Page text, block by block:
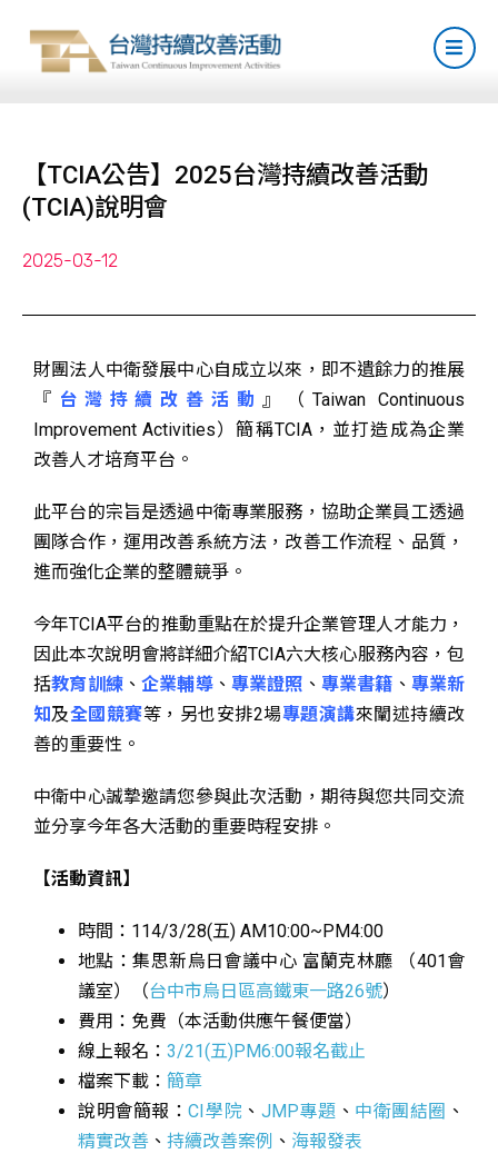
【TCIA公告】2025台灣持續改善活動
(TCIA)說明會
2025-03-12
財團法人中衛發展中心自成立以來，即不遺餘力的推展
『 台灣持續改善活動 』（Taiwan Continuous
Improvement Activities）簡稱TCIA，並打造成為企業
改善人才培育平台。
此平台的宗旨是透過中衛專業服務，協助企業員工透過
團隊合作，運用改善系統方法，改善工作流程、品質，
進而強化企業的整體競爭。
今年TCIA平台的推動重點在於提升企業管理人才能力，
因此本次說明會將詳細介紹TCIA六大核心服務內容，包
括教育訓練、企業輔導、 專業證照 、 專業書籍 、 專業新
知及全國競賽等，另也安排2場專題演講來闡述持續改
善的重要性。
中衛中心誠摯邀請您參與此次活動，期待與您共同交流
並分享今年各大活動的重要時程安排。
【活動資訊】
時間：114/3/28(五) AM10:00~PM4:00
地點：集思新烏日會議中心 富蘭克林廳 （401會
議室）（台中市烏日區高鐵東一路26號）
費用：免費（本活動供應午餐便當）
線上報名： 3/21(五)PM6:00報名截止
檔案下載： 簡章
說明會簡報：CI學院 、 JMP專題 、 中衛團結圈 、
精實改善 、 持續改善案例 、 海報發表